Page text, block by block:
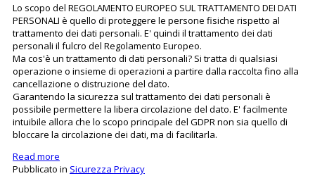
Lo scopo del REGOLAMENTO EUROPEO SUL TRATTAMENTO DEI DATI
PERSONALI è quello di proteggere le persone fisiche rispetto al
trattamento dei dati personali. E' quindi il trattamento dei dati
personali il fulcro del Regolamento Europeo.
Ma cos'è un trattamento di dati personali? Si tratta di qualsiasi
operazione o insieme di operazioni a partire dalla raccolta fino alla
cancellazione o distruzione del dato.
Garantendo la sicurezza sul trattamento dei dati personali è
possibile permettere la libera circolazione del dato. E' facilmente
intuibile allora che lo scopo principale del GDPR non sia quello di
bloccare la circolazione dei dati, ma di facilitarla.
Read more
Pubblicato in Sicurezza Privacy